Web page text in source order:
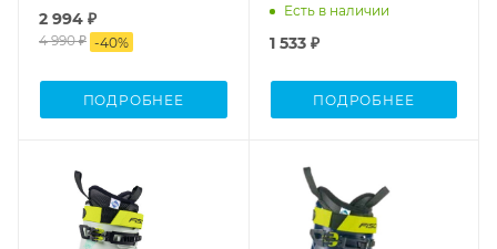
2 994 ₽
4 990 ₽ -40%
ПОДРОБНЕЕ
Есть в наличии
1 533 ₽
ПОДРОБНЕЕ